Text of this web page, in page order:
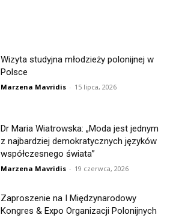
Wizyta studyjna młodzieży polonijnej w
Polsce
Marzena Mavridis - 15 lipca, 2026
Dr Maria Wiatrowska: „Moda jest jednym
z najbardziej demokratycznych języków
współczesnego świata”
Marzena Mavridis - 19 czerwca, 2026
Zaproszenie na I Międzynarodowy
Kongres & Expo Organizacji Polonijnych